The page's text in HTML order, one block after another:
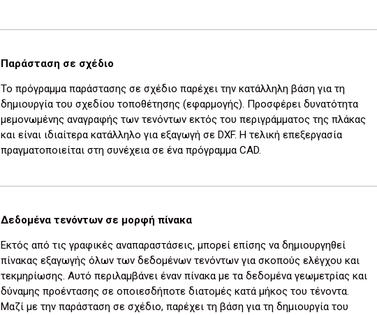
Παράσταση σε σχέδιο
Το πρόγραμμα παράστασης σε σχέδιο παρέχει την κατάλληλη βάση για τη
δημιουργία του σχεδίου τοποθέτησης (εφαρμογής). Προσφέρει δυνατότητα
μεμονωμένης αναγραφής των τενόντων εκτός του περιγράμματος της πλάκας
και είναι ιδιαίτερα κατάλληλο για εξαγωγή σε DXF. Η τελική επεξεργασία
πραγματοποιείται στη συνέχεια σε ένα πρόγραμμα CAD.
Δεδομένα τενόντων σε μορφή πίνακα
Εκτός από τις γραφικές αναπαραστάσεις, μπορεί επίσης να δημιουργηθεί
πίνακας εξαγωγής όλων των δεδομένων τενόντων για σκοπούς ελέγχου και
τεκμηρίωσης. Αυτό περιλαμβάνει έναν πίνακα με τα δεδομένα γεωμετρίας και
δύναμης προέντασης σε οποιεσδήποτε διατομές κατά μήκος του τένοντα.
Μαζί με την παράσταση σε σχέδιο, παρέχει τη βάση για τη δημιουργία του